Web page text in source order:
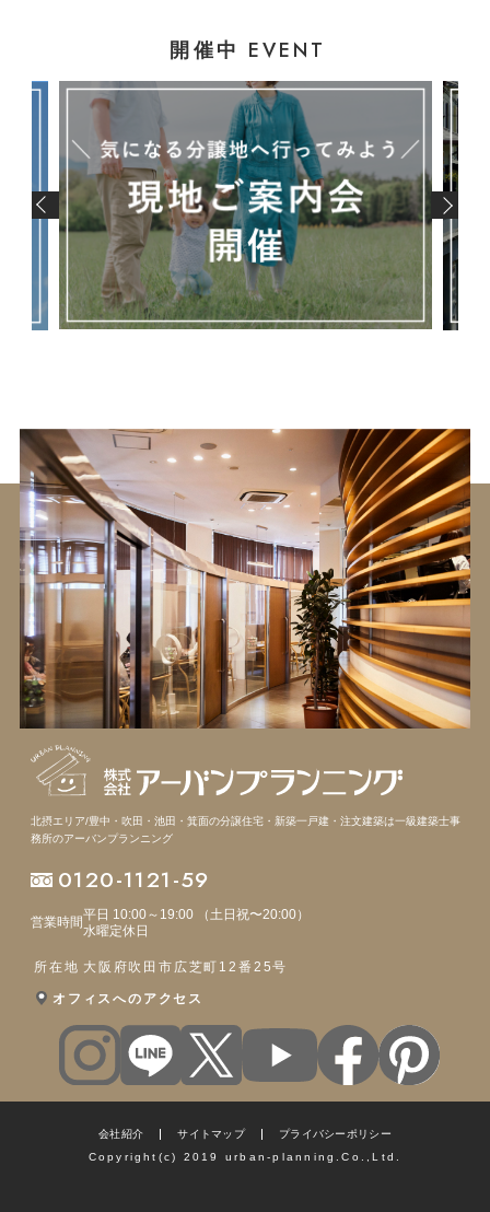
開催中 EVENT
北摂エリア/豊中・吹田・池田・箕面の分譲住宅・新築一戸建・注文建築は一級建築士事
務所のアーバンプランニング
0120-1121-59
営業時間
平日 10:00～19:00 （土日祝〜20:00）
水曜定休日
所在地 大阪府吹田市広芝町12番25号
オフィスへのアクセス
会社紹介 サイトマップ
プライバシーポリシー
Copyright(c) 2019 urban-planning.Co.,Ltd.